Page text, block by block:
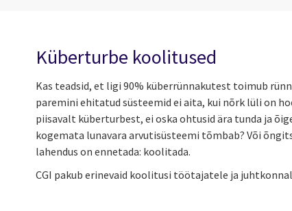
Küberturbe koolitused
Kas teadsid, et ligi 90% küberrünnakutest toimub
paremini ehitatud süsteemid ei aita, kui nõrk lüli on
piisavalt küberturbest, ei oska ohtusid ära tunda ja
kogemata lunavara arvutisüsteemi tõmbab? Või
lahendus on ennetada: koolitada.
CGI pakub erinevaid koolitusi töötajatele ja